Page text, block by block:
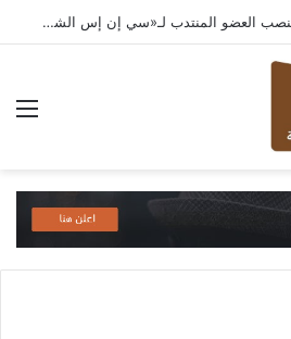
مارك فيلينتورف يتولى منصب العضو المنتدب لـ«سي إن إس الشرق الأوسط» ويشرف على شركات قطاع التكنولوجيا ضمن مجموعة غباش